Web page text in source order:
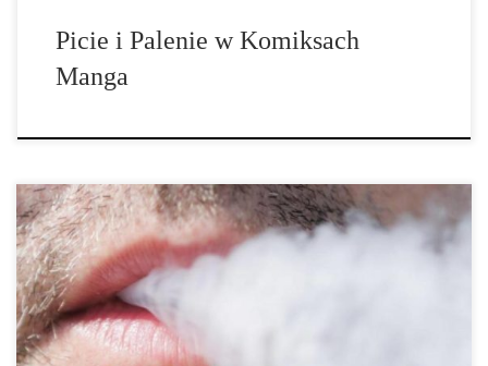
Picie i Palenie w Komiksach
Manga
New York/Berlin – Rosnąca liczba przypadków i wciąż brak w
pełni wyjaśnionych przyczyn: Jak podaje Amerykański urząd ds.
zdrowia publicznego liczba zgonów po użyciu e-papierosów w
USA wynosi obecnie 42. Ofiary pochodziły z 24 stanów USA.
Liczba chorych wzrosła do 2172 potwierdzonych przypadków.